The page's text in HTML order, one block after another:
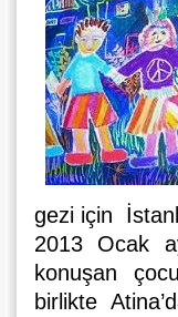
gezi için
2013 Ocak
konuşan
birlikte